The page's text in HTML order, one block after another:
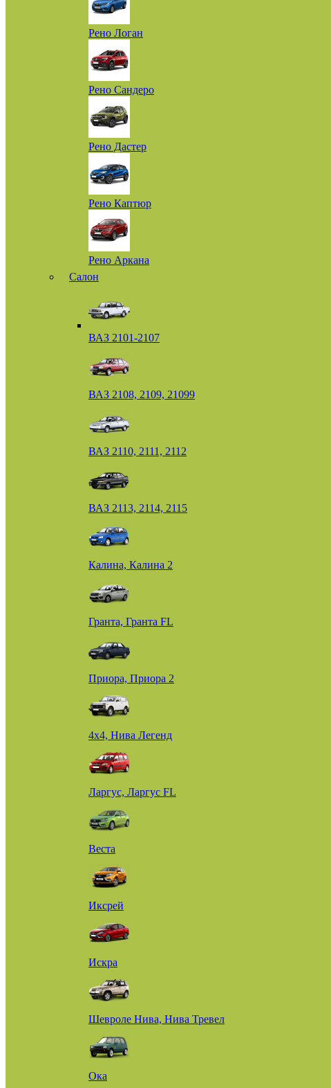
Рено Логан
Рено Сандеро
Рено Дастер
Рено Каптюр
Рено Аркана
Салон
ВАЗ 2101-2107
ВАЗ 2108, 2109, 21099
ВАЗ 2110, 2111, 2112
ВАЗ 2113, 2114, 2115
Калина, Калина 2
Гранта, Гранта FL
Приора, Приора 2
4х4, Нива Легенд
Ларгус, Ларгус FL
Веста
Иксрей
Искра
Шевроле Нива, Нива Тревел
Ока